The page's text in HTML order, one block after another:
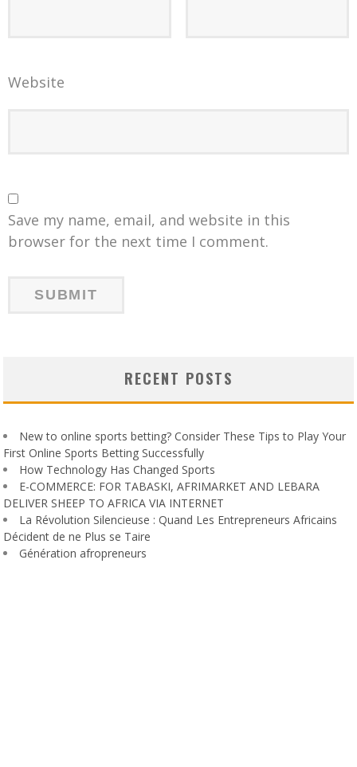
Website
Save my name, email, and website in this
browser for the next time I comment.
RECENT POSTS
New to online sports betting? Consider These Tips to Play Your
First Online Sports Betting Successfully
How Technology Has Changed Sports
E-COMMERCE: FOR TABASKI, AFRIMARKET AND LEBARA
DELIVER SHEEP TO AFRICA VIA INTERNET
La Révolution Silencieuse : Quand Les Entrepreneurs Africains
Décident de ne Plus se Taire
Génération afropreneurs